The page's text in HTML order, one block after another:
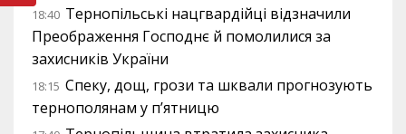
18:40 Тернопільські нацгвардійці відзначили
Преображення Господнє й помолилися за
захисників України
18:15 Спеку, дощ, грози та шквали прогнозують
тернополянам у п’ятницю